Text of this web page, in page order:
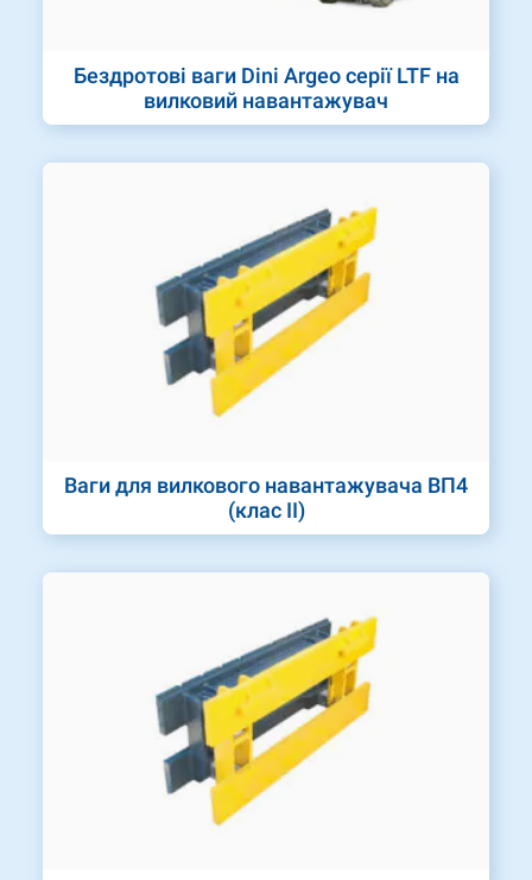
Бездротові ваги Dini Argeo серії LTF на
вилковий навантажувач
Ваги для вилкового навантажувача ВП4
(клас II)